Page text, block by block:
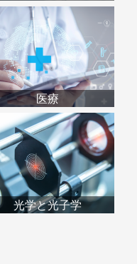
医療
光学と光子学